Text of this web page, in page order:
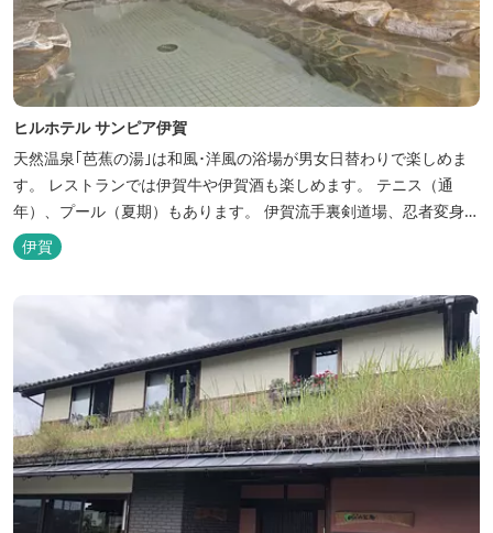
ヒルホテル サンピア伊賀
天然温泉｢芭蕉の湯｣は和風･洋風の浴場が男女日替わりで楽しめま
す。 レストランでは伊賀牛や伊賀酒も楽しめます。 テニス（通
年）、プール（夏期）もあります。 伊賀流手裏剣道場、忍者変身処
を常設しております。 ★ＨＰが新しくなりました！
http://www.hh-sunpia-iga.co.jp ※日替わりランチ、日替わり薬湯
などがタイムリーにチェックできます。
伊賀